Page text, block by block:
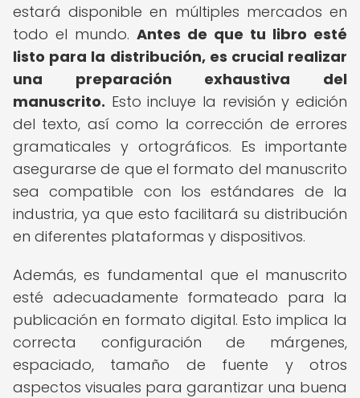
estará disponible en múltiples mercados en
todo el mundo. Antes de que tu libro esté
listo para la distribución, es crucial realizar
una preparación exhaustiva del
manuscrito. Esto incluye la revisión y edición
del texto, así como la corrección de errores
gramaticales y ortográficos. Es importante
asegurarse de que el formato del manuscrito
sea compatible con los estándares de la
industria, ya que esto facilitará su distribución
en diferentes plataformas y dispositivos.
Además, es fundamental que el manuscrito
esté adecuadamente formateado para la
publicación en formato digital. Esto implica la
correcta configuración de márgenes,
espaciado, tamaño de fuente y otros
aspectos visuales para garantizar una buena